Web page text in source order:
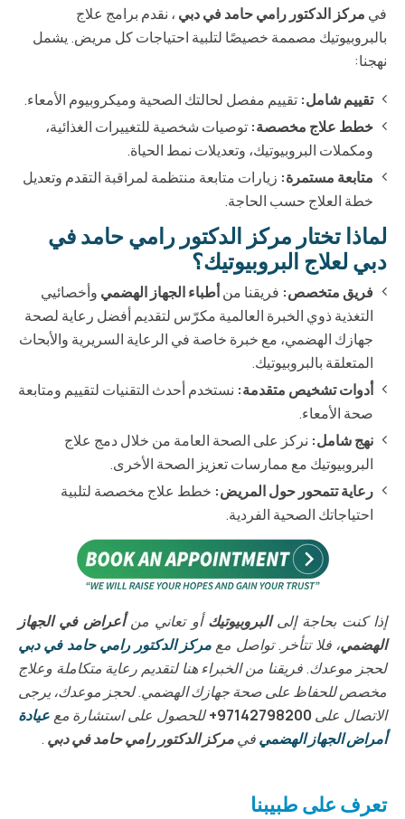
في مركز الدكتور رامي حامد في دبي ، نقدم برامج علاج
بالبروبيوتيك مصممة خصيصًا لتلبية احتياجات كل مريض. يشمل
نهجنا:
تقييم شامل: تقييم مفصل لحالتك الصحية وميكروبيوم الأمعاء.
خطط علاج مخصصة: توصيات شخصية للتغييرات الغذائية،
ومكملات البروبيوتيك، وتعديلات نمط الحياة.
متابعة مستمرة: زيارات متابعة منتظمة لمراقبة التقدم وتعديل
خطة العلاج حسب الحاجة.
لماذا تختار مركز الدكتور رامي حامد في
دبي لعلاج البروبيوتيك؟
فريق متخصص: فريقنا منأطباء الجهاز الهضمي وأخصائيي
التغذية ذوي الخبرة العالمية مكرّس لتقديم أفضل رعاية لصحة
جهازك الهضمي، مع خبرة خاصة في الرعاية السريرية والأبحاث
المتعلقة بالبروبيوتيك.
أدوات تشخيص متقدمة: نستخدم أحدث التقنيات لتقييم ومتابعة
صحة الأمعاء.
نهج شامل: نركز على الصحة العامة من خلال دمج علاج
البروبيوتيك مع ممارسات تعزيز الصحة الأخرى.
رعاية تتمحور حول المريض: خطط علاج مخصصة لتلبية
احتياجاتك الصحية الفردية.
إذا كنت بحاجة إلىالبروبيوتيكأو تعاني منأعراض في الجهاز
الهضمي، فلا تتأخر. تواصل مع مركز الدكتور رامي حامد في دبي
لحجز موعدك. فريقنا من الخبراء هنا لتقديم رعاية متكاملة وعلاج
مخصص للحفاظ على صحة جهازك الهضمي. لحجز موعدك، يرجى
الاتصال على 97142798200+ للحصول على استشارة مع عيادة
أمراض الجهاز الهضميفيمركز الدكتور رامي حامد في دبي .
تعرف على طبيبنا